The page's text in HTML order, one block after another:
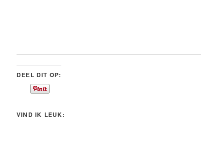
DEEL DIT OP:
VIND IK LEUK: